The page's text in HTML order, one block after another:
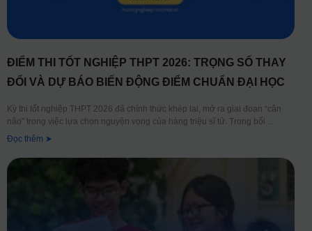
ĐIỂM THI TỐT NGHIỆP THPT 2026: TRỌNG SỐ THAY
ĐỔI VÀ DỰ BÁO BIẾN ĐỘNG ĐIỂM CHUẨN ĐẠI HỌC
Kỳ thi tốt nghiệp THPT 2026 đã chính thức khép lại, mở ra giai đoạn “cân
não” trong việc lựa chọn nguyện vọng của hàng triệu sĩ tử. Trong bối
Đọc thêm ➤